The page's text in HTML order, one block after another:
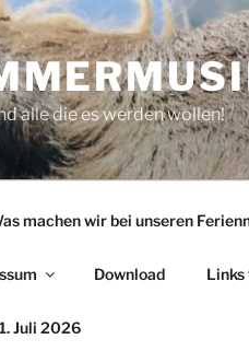
alle die es werden wollen!
machen wir bei unseren
Download
Juli 2026